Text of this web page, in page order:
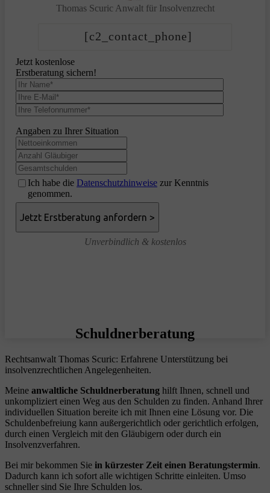
Thomas Scuric Anwalt für Insolvenzrecht
[c2_contact_phone]
Jetzt kostenlose
Erstberatung sichern!
Angaben zu Ihrer Situation
Ich habe die Datenschutzhinweise zur Kenntnis
genommen.
Unverbindlich & kostenlos
Schuldnerberatung
Rechtsanwalt Thomas Scuric: Erfahrene Unterstützung bei
insolvenzrechtlichen Angelegenheiten.
Meine anwaltliche Schuldnerberatung hilft Ihnen, schnell und
unkompliziert einen Weg aus den Schulden zu finden. Anhand Ihrer
individuellen Situation bereite ich mit Ihnen eine Lösung vor. Die
Schuldenbefreiung kann außergerichtlich oder gerichtlich erfolgen,
durch einen Vergleich mit den Gläubigern oder durch ein
Insolvenzverfahren.
Bei mir bekommen Sie in kürzester Zeit einen Beratungstermin.
Dadurch kann ich sofort alle wichtigen Schritte einleiten. Umso
schneller sind Sie Ihre Schulden los.